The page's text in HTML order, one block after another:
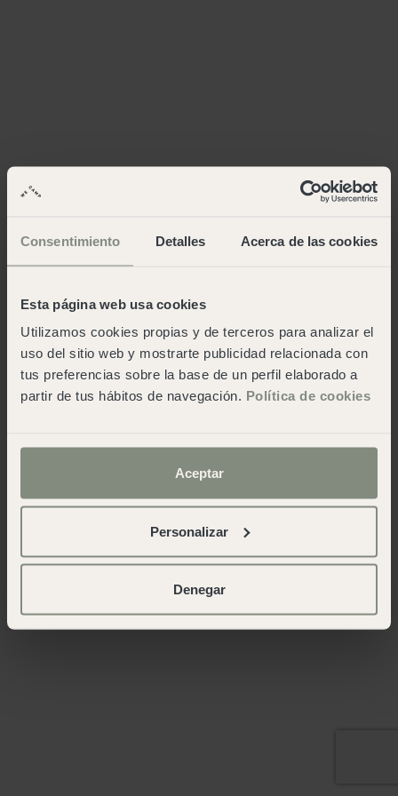
Consentimiento Detalles Acerca de las cookies
Esta página web usa cookies
Utilizamos cookies propias y de terceros para analizar el
uso del sitio web y mostrarte publicidad relacionada con
tus preferencias sobre la base de un perfil elaborado a
partir de tus hábitos de navegación. Política de cookies
Aceptar
Personalizar
Denegar